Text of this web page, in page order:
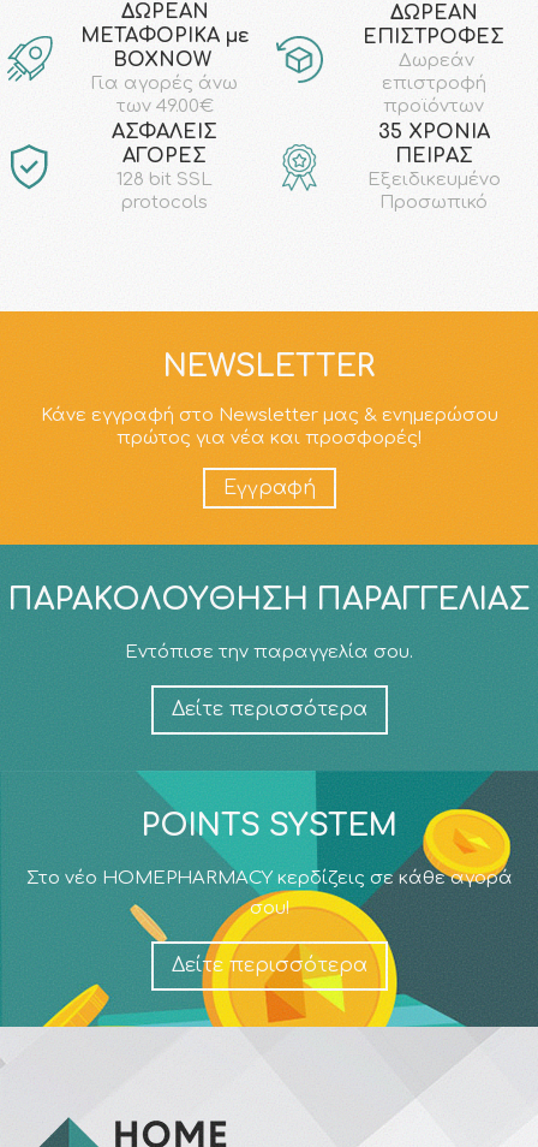
ΔΩΡΕΑΝ
ΜΕΤΑΦΟΡΙΚΑ με
ΒΟΧΝΟW
Για αγορές άνω
των 49.00€
ΔΩΡΕΑΝ
ΕΠΙΣΤΡΟΦΕΣ
Δωρεάν
επιστροφή
προϊόντων
AΣΦΑΛΕΙΣ
ΑΓΟΡΕΣ
128 bit SSL
protocols
35 ΧΡΟΝΙΑ
ΠΕΙΡΑΣ
Εξειδικευμένο
Προσωπικό
NEWSLETTER
Κάνε εγγραφή στο Newsletter μας & ενημερώσου
πρώτος για νέα και προσφορές!
Εγγραφή
ΠΑΡΑΚΟΛΟΎΘΗΣΗ ΠΑΡΑΓΓΕΛΊΑΣ
Εντόπισε την παραγγελία σου.
Δείτε περισσότερα
POINTS SYSTEM
Στο νέο HOMEPHARMACY κερδίζεις σε κάθε αγορά
σου!
Δείτε περισσότερα